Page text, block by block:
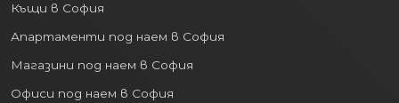
Къщи в София
Апартаменти под наем в София
Магазини под наем в София
Офиси под наем в София